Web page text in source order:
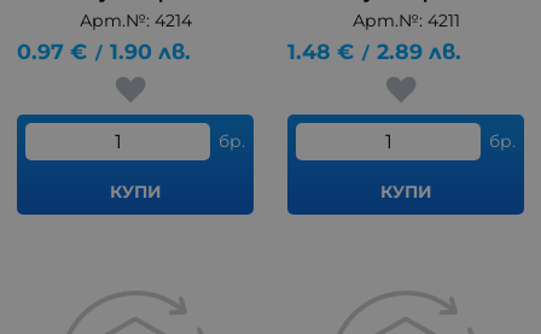
Арт.№: 4214
0.97 € / 1.90 лв.
бр.
КУПИ
Арт.№: 4211
1.48 € / 2.89 лв.
бр.
КУПИ